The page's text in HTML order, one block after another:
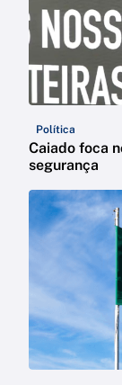
Política
Caiado foca
segurança